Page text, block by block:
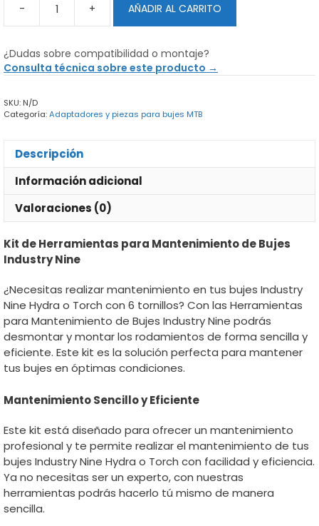
-
Herramientas
para
de
Bujes
cantidad
+ AÑADIR AL CARRITO
¿Dudas sobre compatibilidad o montaje?
Consulta técnica sobre este producto →
SKU: N/D
Categoría:Adaptadores y piezas para bujes MTB
Descripción
Información adicional
Valoraciones (0)
Kit de Herramientas para Mantenimiento de Bujes
Industry Nine
¿Necesitas realizar mantenimiento en tus bujes Industry
Nine Hydra o Torch con 6 tornillos? Con las Herramientas
para Mantenimiento de Bujes Industry Nine podrás
desmontar y montar los rodamientos de forma sencilla y
eficiente. Este kit es la solución perfecta para mantener
tus bujes en óptimas condiciones.
Mantenimiento Sencillo y Eficiente
Este kit está diseñado para ofrecer un mantenimiento
profesional y te permite realizar el mantenimiento de tus
bujes Industry Nine Hydra o Torch con facilidad y eficiencia.
Ya no necesitas ser un experto, con nuestras
herramientas podrás hacerlo tú mismo de manera
sencilla.